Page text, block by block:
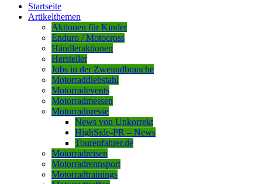
Startseite
Artikelthemen
Aktionen für Kinder
Enduro / Motocross
Händleraktionen
Hersteller
Jobs in der Zweiradbranche
Motorraddiebstahl
Motorradevents
Motorradmessen
Motorradpresse
News von Unkorrekt
HighSide-PR – News
Tourenfahrer.de
Motorradreisen
Motorradrennsport
Motorradtrainings